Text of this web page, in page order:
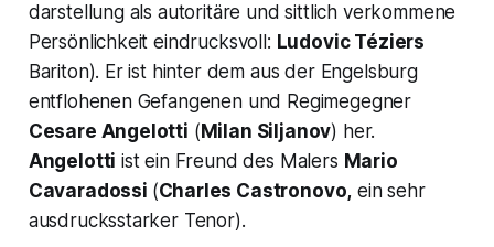
darstellung als autoritäre und sittlich verkommene
Persönlichkeit eindrucksvoll: Ludovic Téziers
Bariton). Er ist hinter dem aus der Engelsburg
entflohenen Gefangenen und Regimegegner
Cesare Angelotti ( Milan Siljanov) her.
Angelotti ist ein Freund des Malers Mario
Cavaradossi (Charles Castronovo, ein sehr
ausdrucksstarker Tenor).